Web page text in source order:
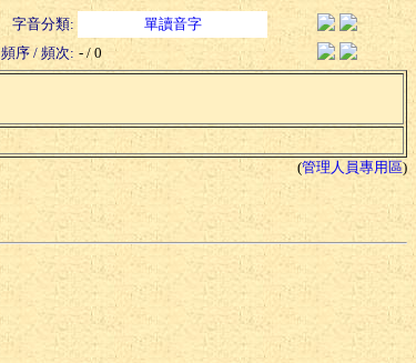
字音分類:
單讀音字
頻序 / 頻次: - / 0
(管理人員專用區)